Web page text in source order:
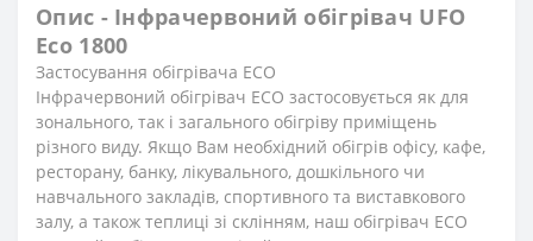
Опис - Інфрачервоний обігрівач UFO
Eco 1800
Застосування обігрівача ECО
Інфрачервоний обігрівач ECO застосовується як для
зонального, так і загального обігріву приміщень
різного виду. Якщо Вам необхідний обігрів офісу, кафе,
ресторану, банку, лікувального, дошкільного чи
навчального закладів, спортивного та виставкового
залу, а також теплиці зі склінням, наш обігрівач ECO